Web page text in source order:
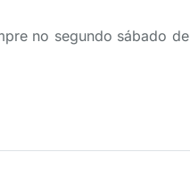
no segundo sábado